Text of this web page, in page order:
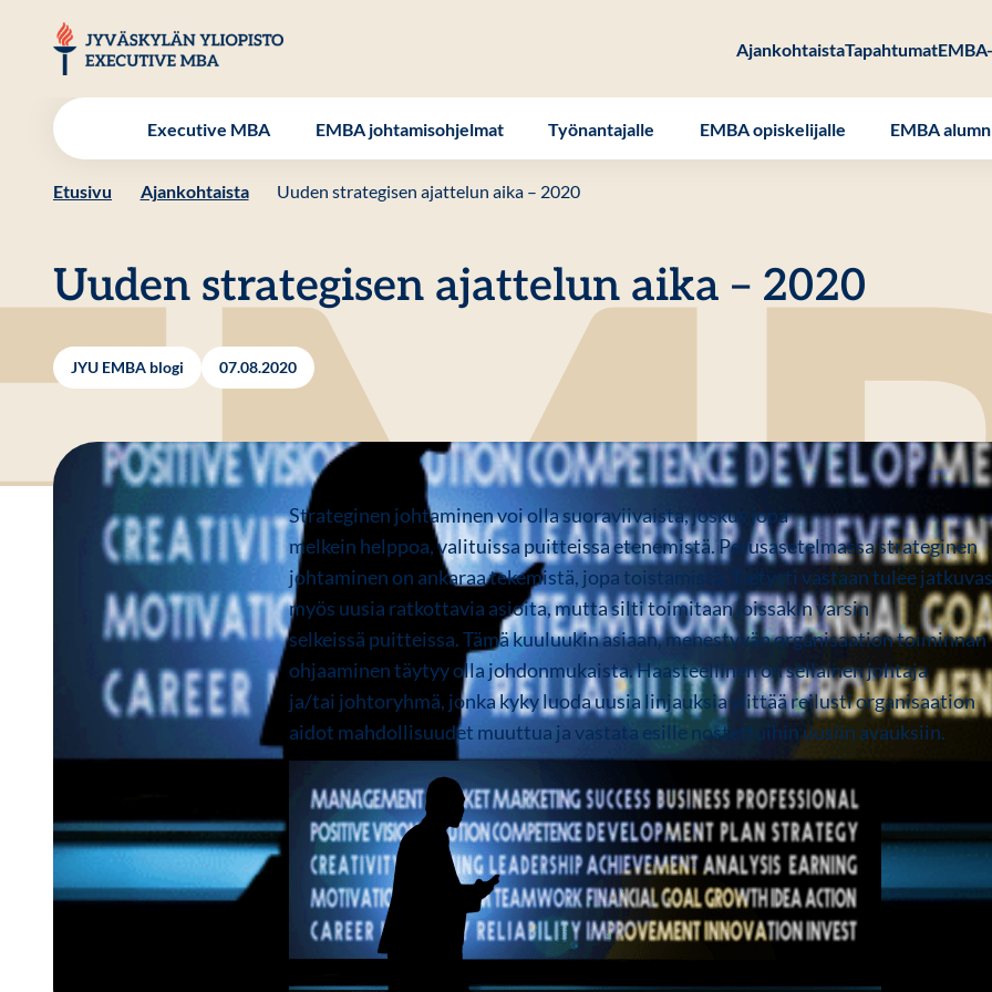
sisältöön
AjankohtaistaTapahtumat
Executive MBA EMBA johtamisohjelmat Työnantajalle EMBA opiskelijalle EMBA
Etusivu Ajankohtaista Uuden strategisen ajattelun aika – 2020
Uuden strategisen ajattelun aika – 2020
JYU EMBA blogi 07.08.2020
Strateginen johtaminen voi olla suoraviivaista, joskus jopa
melkein helppoa, valituissa puitteissa etenemistä. Perusasetelmassa strateginen
johtaminen on ankaraa tekemistä, jopa toistamista. Tietysti vastaan tulee
myös uusia ratkottavia asioita, mutta silti toimitaan joissakin varsin
selkeissä puitteissa. Tämä kuuluukin asiaan, menestyvän organisaation toiminnan
ohjaaminen täytyy olla johdonmukaista. Haasteellinen on sellainen johtaja
ja/tai johtoryhmä, jonka kyky luoda uusia linjauksia ylittää reilusti organisaation
aidot mahdollisuudet muuttua ja vastata esille nostettuihin uusiin avauksiin.